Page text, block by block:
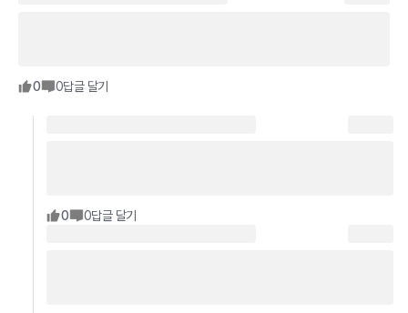
0 0답글 달기
0 0답글 달기